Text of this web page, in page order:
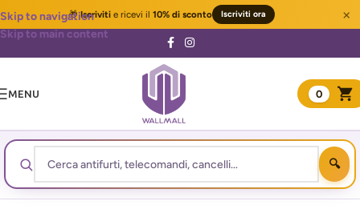
🎁Iscrivitie ricevi il 10% di sconto Iscriviti ora ×
Skip to navigation
Skip to main content
MENU 0